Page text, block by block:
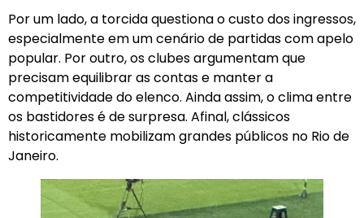
Por um lado, a torcida questiona o custo dos ingressos,
especialmente em um cenário de partidas com apelo
popular. Por outro, os clubes argumentam que
precisam equilibrar as contas e manter a
competitividade do elenco. Ainda assim, o clima entre
os bastidores é de surpresa. Afinal, clássicos
historicamente mobilizam grandes públicos no Rio de
Janeiro.